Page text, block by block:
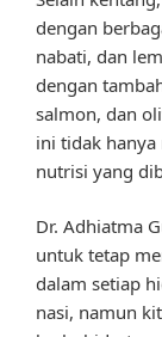
dengan
nabati, dan
dengan
salmon, dan
ini tidak hanya
nutrisi yang
Dr. Adhiatma
untuk tetap
dalam setiap
nasi, namun